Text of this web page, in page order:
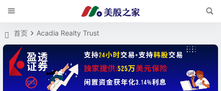
首页 Acadia Realty Trust